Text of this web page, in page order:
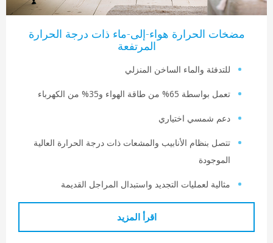
الحرارة هواء-إلى-ماء ذات درجة الحرارة
المرتفعة
والماء الساخن المنزلي
بواسطة 65% من طاقة الهواء و35% من الكهرباء
شمسي اختياري
بنظام الأنابيب والمشعات ذات درجة الحرارة العالية
لعمليات التجديد واستبدال المراجل القديمة